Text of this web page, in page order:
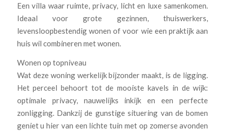
Een villa waar ruimte, privacy, licht en luxe samenkomen.
Ideaal voor grote gezinnen, thuiswerkers,
levensloopbestendig wonen of voor wie een praktijk aan
huis wil combineren met wonen.
Wonen op topniveau
Wat deze woning werkelijk bijzonder maakt, is de ligging.
Het perceel behoort tot de mooiste kavels in de wijk:
optimale privacy, nauwelijks inkijk en een perfecte
zonligging. Dankzij de gunstige situering van de bomen
geniet u hier van een lichte tuin met op zomerse avonden